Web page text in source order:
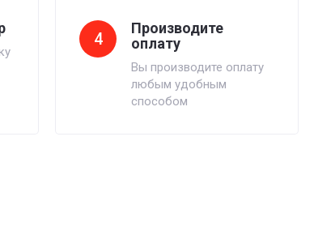
4
Производите
оплату
Вы производите оплату
любым удобным
способом